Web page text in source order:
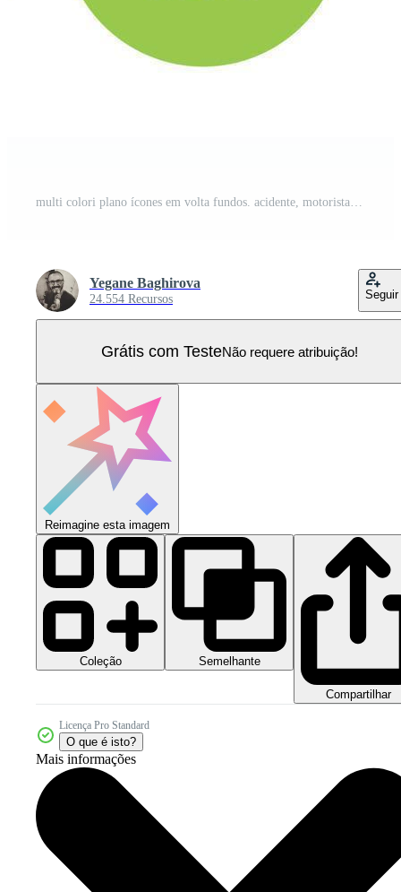
multi colori plano ícones em volta fundos. acidente, motorista, curar, pessoal multicolorido círculo vetor ícone em branco fundo Vetor Pro
Yegane Baghirova
24.554 Recursos Seguir
Grátis com TesteNão requere atribuição!
Reimagine esta imagem
Coleção Semelhante
Compartilhar
Licença Pro Standard
O que é isto?
Mais informações